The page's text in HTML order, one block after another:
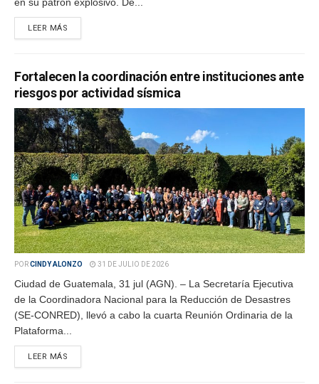
LEER MÁS
Fortalecen la coordinación entre instituciones ante
riesgos por actividad sísmica
PORCINDY ALONZO 31 DE JULIO DE 2026
Ciudad de Guatemala, 31 jul (AGN). – La Secretaría Ejecutiva
de la Coordinadora Nacional para la Reducción de Desastres
(SE-CONRED), llevó a cabo la cuarta Reunión Ordinaria de la
Plataforma...
LEER MÁS